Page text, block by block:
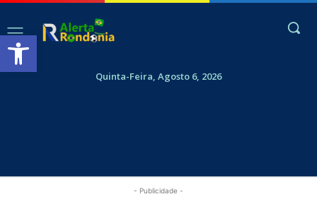
Abrir a barra de ferramentas
Quinta-Feira, Agosto 6, 2026
- Publicidade -